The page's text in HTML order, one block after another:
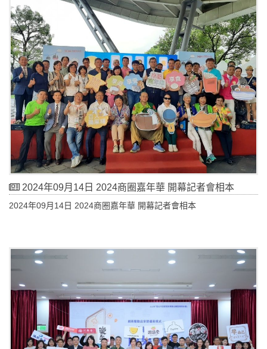
親子唱跳秀、GK爸爸說故事等親子共聚活動，每年廣受好評的商圈
限定主題新品當然也不會缺席，現場還有超大型真人版商圈大富
翁，讓民眾用簡單的桌遊了解臺北商圈，邊玩還可以邊集點，總獎
值超過200萬元的現金抵用券、iPhone15及Marshall藍牙喇叭等熱門
好禮通通等你帶回家！
2024年09月14日 2024商圈嘉年華 開幕記者會相本
2024年09月14日 2024商圈嘉年華 開幕記者會相本